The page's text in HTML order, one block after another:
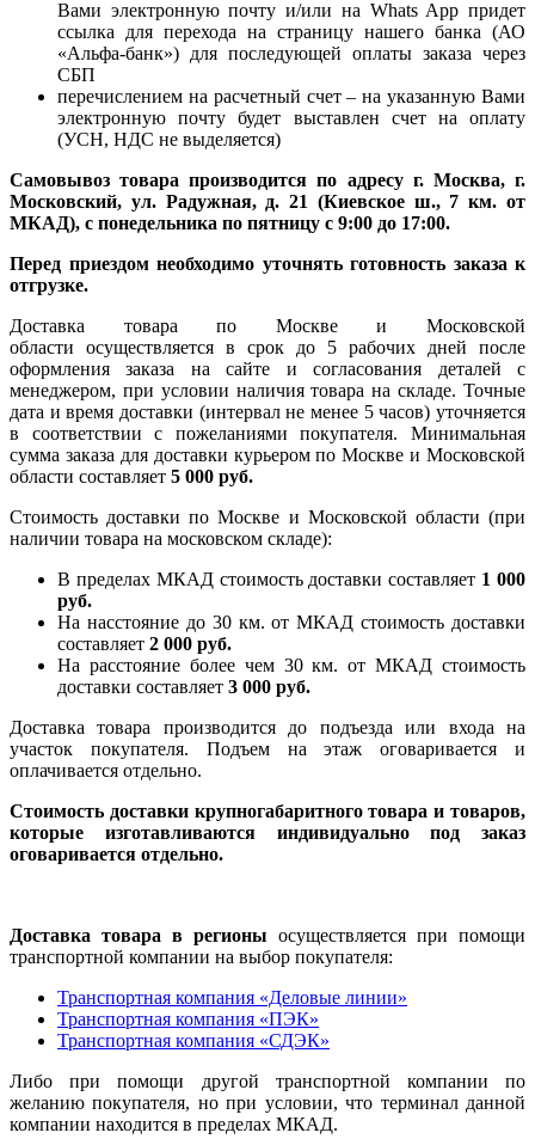
Вами электронную почту и/или на Whats App придет
ссылка для перехода на страницу нашего банка (АО
«Альфа-банк») для последующей оплаты заказа через
СБП
перечислением на расчетный счет – на указанную Вами
электронную почту будет выставлен счет на оплату
(УСН, НДС не выделяется)
Самовывоз товара производится по адресу г. Москва, г.
Московский, ул. Радужная, д. 21 (Киевское ш., 7 км. от
МКАД), с понедельника по пятницу с 9:00 до 17:00.
Перед приездом необходимо уточнять готовность заказа к
отгрузке.
Доставка товара по Москве и Московской
области осуществляется в срок до 5 рабочих дней после
оформления заказа на сайте и согласования деталей с
менеджером, при условии наличия товара на складе. Точные
дата и время доставки (интервал не менее 5 часов) уточняется
в соответствии с пожеланиями покупателя. Минимальная
сумма заказа для доставки курьером по Москве и Московской
области составляет 5 000 руб.
Стоимость доставки по Москве и Московской области (при
наличии товара на московском складе):
В пределах МКАД стоимость доставки составляет 1 000
руб.
На насcтояние до 30 км. от МКАД стоимость доставки
составляет 2 000 руб.
На расстояние более чем 30 км. от МКАД стоимость
доставки составляет 3 000 руб.
Доставка товара производится до подъезда или входа на
участок покупателя. Подъем на этаж оговаривается и
оплачивается отдельно.
Стоимость доставки крупногабаритного товара и товаров,
которые изготавливаются индивидуально под заказ
оговаривается отдельно.
Доставка товара в регионы осуществляется при помощи
транспортной компании на выбор покупателя:
Транспортная компания «Деловые линии»
Транспортная компания «ПЭК»
Транспортная компания «СДЭК»
Либо при помощи другой транспортной компании по
желанию покупателя, но при условии, что терминал данной
компании находится в пределах МКАД.